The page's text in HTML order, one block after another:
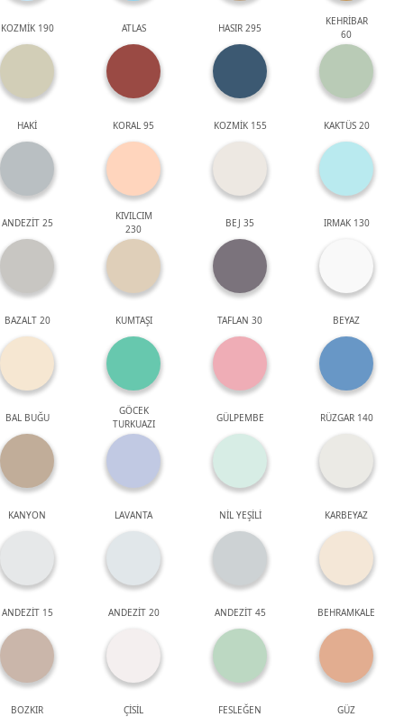
KOZMİK 190 ATLAS HASIR 295
KEHRİBAR
60
HAKİ KORAL 95 KOZMİK 155 KAKTÜS 20
ANDEZİT 25
KIVILCIM
230
BEJ 35 IRMAK 130
BAZALT 20 KUMTAŞI TAFLAN 30 BEYAZ
BAL BUĞU
GÖCEK
TURKUAZI
GÜLPEMBE RÜZGAR 140
KANYON LAVANTA NİL YEŞİLİ KARBEYAZ
ANDEZİT 15 ANDEZİT 20 ANDEZİT 45 BEHRAMKALE
BOZKIR ÇİSİL FESLEĞEN GÜZ